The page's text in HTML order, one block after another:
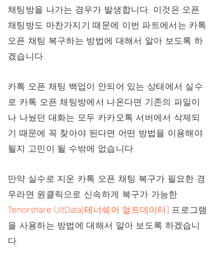
채팅방을 나가는 경우가 발생합니다. 이것은 오픈
채팅방도 마찬가지기 때문에 이번 파트에서는 카톡
오픈 채팅 복구하는 방법에 대해서 알아 보도록 하
겠습니다.
카톡 오픈 채팅 백업이 안되어 있는 상태에서 실수
로 카톡 오픈 채팅방에서 나온다면 기존의 파일이
나 나눴던 대화는 모두 카카오톡 서버에서 삭제되
기 때문에 꼭 찾아야 된다면 어떤 방법을 이용해야
될지 고민이 될 수밖에 없습니다.
만약 실수로 지운 카톡 오픈 채팅 복구가 필요한 경
우라면 원클릭으로 신속하게 복구가 가능한
Tenorshare UltData(테너쉐어 얼트데이터) 프로그램
을 사용하는 방법에 대해서 알아 보도록 하겠습니
다.